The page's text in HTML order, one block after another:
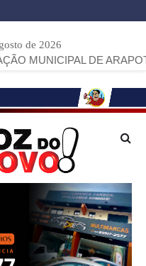
de 2026
DE ARAPOTI AVANÇA